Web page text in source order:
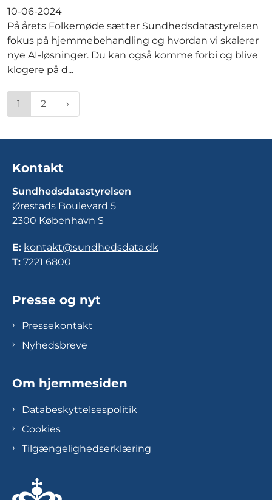
10-06-2024
På årets Folkemøde sætter Sundhedsdatastyrelsen
fokus på hjemmebehandling og hvordan vi skalerer
nye AI-løsninger. Du kan også komme forbi og blive
klogere på d...
1 2
Kontakt
Sundhedsdatastyrelsen
Ørestads Boulevard 5
2300 København S
E: kontakt@sundhedsdata.dk
T: 7221 6800
Presse og nyt
Pressekontakt
Nyhedsbreve
Om hjemmesiden
Databeskyttelsespolitik
Cookies
Tilgængelighedserklæring